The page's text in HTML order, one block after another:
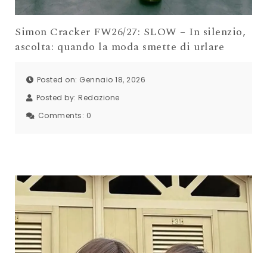
Simon Cracker FW26/27: SLOW – In silenzio,
ascolta: quando la moda smette di urlare
Posted on: Gennaio 18, 2026
Posted by: Redazione
Comments: 0